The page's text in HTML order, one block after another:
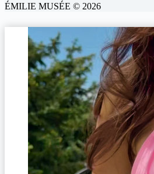
ÉMILIE MUSÉE © 2026